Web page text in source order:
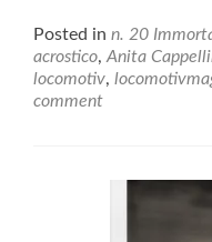
Posted in n. 20
acrostico, Anita
locomotiv,
comment